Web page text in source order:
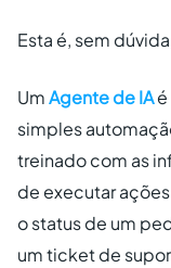
Esta é, sem
UmAgente de IAé
simples
treinado com as
de executar
o status de um
um ticket de